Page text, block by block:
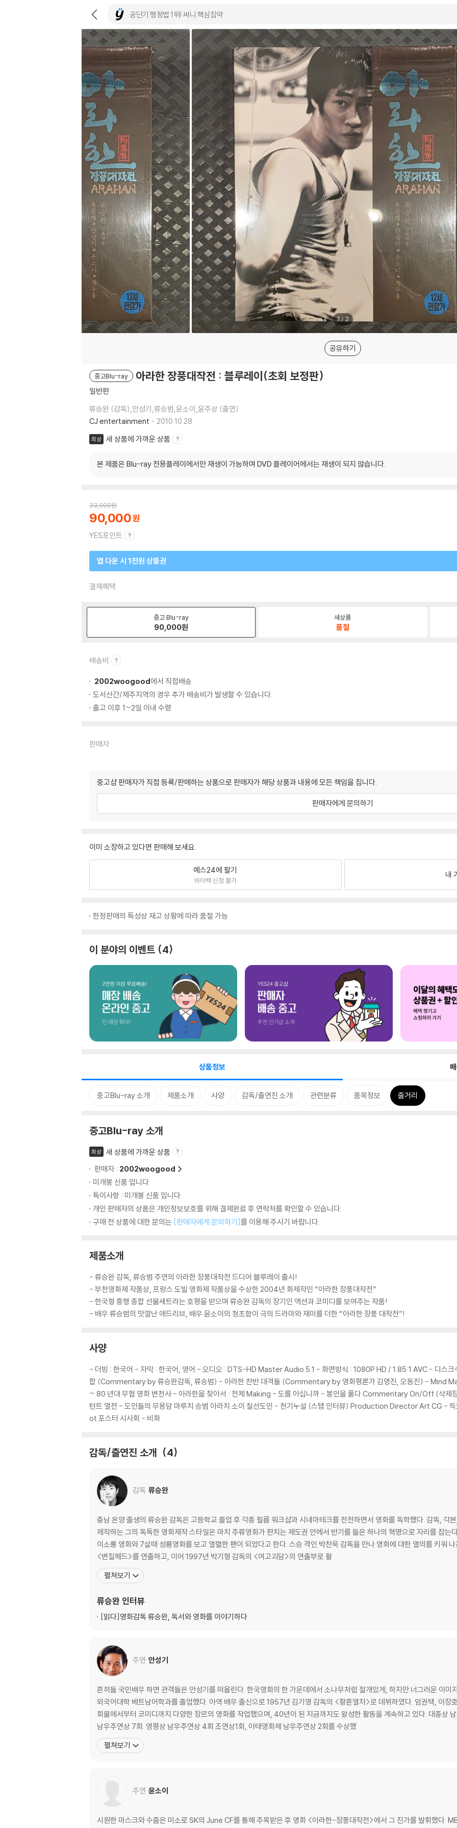
1/ 2
공유하기
중고Blu-ray 아라한 장풍대작전 : 블루레이(초회 보정판)
일반판
류승완 (감독),안성기,류승범,윤소이,윤주상 (출연)
CJ entertainment
2010.10.28.
최상 새 상품에 가까운 상품
본 제품은 Blu-ray 전용플레이에서만 재생이 가능하며 DVD 플레이어에서는 재생이 되지 않습니다.
33,000원
90,000
YES포인트
앱 다운 시 1천원 상품권
결제혜택
중고 Blu-ray
90,000원
새상품
품절
배송비
2002woogood에서 직접배송
도서산간/제주지역의 경우 추가 배송비가 발생할 수 있습니다.
출고 이후 1~2일 이내 수령
판매자
중고샵 판매자가 직접 등록/판매하는 상품으로 판매자가 해당 상품과 내용에 모든 책임을 집니다.
판매자에게 문의하기
이미 소장하고 있다면 판매해 보세요.
예스24에 팔기
바이백 신청 불가
내
한정판매의 특성상 재고 상황에 따라 품절 가능
이 분야의 이벤트 4
상품정보
중고Blu-ray 소개 제품소개 사양 감독/출연진 소개 관련분류 품목정보 줄거리
중고Blu-ray 소개
최상
새 상품에 가까운 상품
판매자 : 2002woogood
미개봉 신품 입니다
특이사항 : 미개봉 신품 입니다
개인 판매자의 상품은 개인정보보호를 위해 결제완료 후 연락처를 확인할 수 있습니다.
구매 전 상품에 대한 문의는 [판매자에게 문의하기]를 이용해 주시기 바랍니다.
제품소개
- 류승완 감독, 류승범 주연의 아라한 장풍대작전 드디어 블루레이 출시!
- 부천영화제 작품상, 프랑스 도빌 영화제 작품상을 수상한 2004년 화제작인 “아라한 장풍대작전”
- 한국형 흥행 종합 선물세트라는 호평을 받으며 류승완 감독의 장기인 액션과 코미디를 보여주는 작품!
- 배우 류승범의 맛깔난 애드리브, 배우 윤소이의 청초함이 극의 드라마와 재미를 더한 “아라한 장풍 대작전”!
사양
- 더빙 : 한국어 - 자막 : 한국어, 영어 - 오디오 : DTS-HD Master Audio 5.1 - 화면방식 : 1080P HD / 1.85:1 AVC - 디스
합 (Commentary by 류승완감독, 류승범) - 아라한 찬반 대격돌 (Commentary by 영화평론가 김영진, 오동진) - Mind
~ 80 년대 무협 영화 변천사 - 아라한을 찾아서 : 전체 Making - 도를 아십니까 - 봉인을 풀다 Commentary On/Off (삭제
턴트 열전 - 도인들의 무용담 마루치 승범 아라치 소이 칠선도인 - 천기누설 (스탭 인터뷰) Production Director Art CG - 득
ot 포스터 시사회 - 비화
감독/출연진 소개 4
감독 류승완
충남 온양 출생의 류승완 감독은 고등학교 졸업 후 각종 필름 워크샵과 시네마테크를 전전하면서 영화를 독학했다. 감독, 각
제작하는 그의 독특한 영화제작 스타일은 마치 주류영화가 판치는 제도권 안에서 반기를 들은 하나의 혁명으로 자리를 잡는
이소룡 영화와 7살때 성룡영화를 보고 열렬한 팬이 되었다고 한다. 스승 격인 박찬욱 감독을 만나 영화에 대한 열의를 키워
<변질헤드>를 연출하고, 이어 1997년 박기형 감독의 <여고괴담>의 연출부로 활
펼쳐보기
류승완 인터뷰
[읽다]영화감독 류승완, 독서와 영화를 이야기하다
주연 안성기
흔히들 국민배우 하면 관객들은 안성기를 떠올린다. 한국영화의 한 가운데에서 소나무처럼 절개있게, 하지만 너그러운 이미
외국어대학 베트남어학과를 졸업했다. 아역 배우 출신으로 1957년 김기영 감독의 <황혼열차>로 데뷔하였다. 임권택, 이장
회물에서부터 코미디까지 다양한 장르의 영화를 작업했으며, 40년이 된 지금까지도 왕성한 활동을 계속하고 있다. 대종상 남우주연상을 4회 수상했으며, 백상 예술대상
남우주연상 7회. 영평상 남우주연상 4회 조연상1회, 아태영화제 남우주연상 2회를 수상했
펼쳐보기
주연 윤소이
시원한 마스크와 수줍은 미소로 SK의 June CF를 통해 주목받은 후 영화 <아라한-장풍대작전>에서 그 진가를 발휘했다.